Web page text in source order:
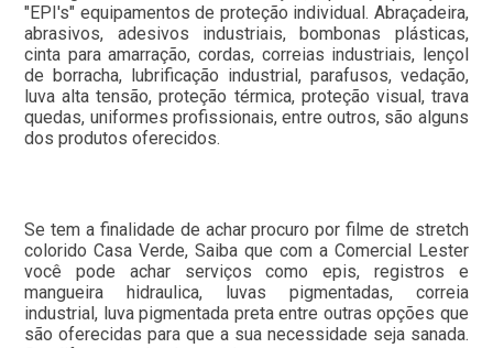
"EPI's" equipamentos de proteção individual. Abraçadeira,
abrasivos, adesivos industriais, bombonas plásticas,
cinta para amarração, cordas, correias industriais, lençol
de borracha, lubrificação industrial, parafusos, vedação,
luva alta tensão, proteção térmica, proteção visual, trava
quedas, uniformes profissionais, entre outros, são alguns
dos produtos oferecidos.
Se tem a finalidade de achar procuro por filme de stretch
colorido Casa Verde, Saiba que com a Comercial Lester
você pode achar serviços como epis, registros e
mangueira hidraulica, luvas pigmentadas, correia
industrial, luva pigmentada preta entre outras opções que
são oferecidas para que a sua necessidade seja sanada.